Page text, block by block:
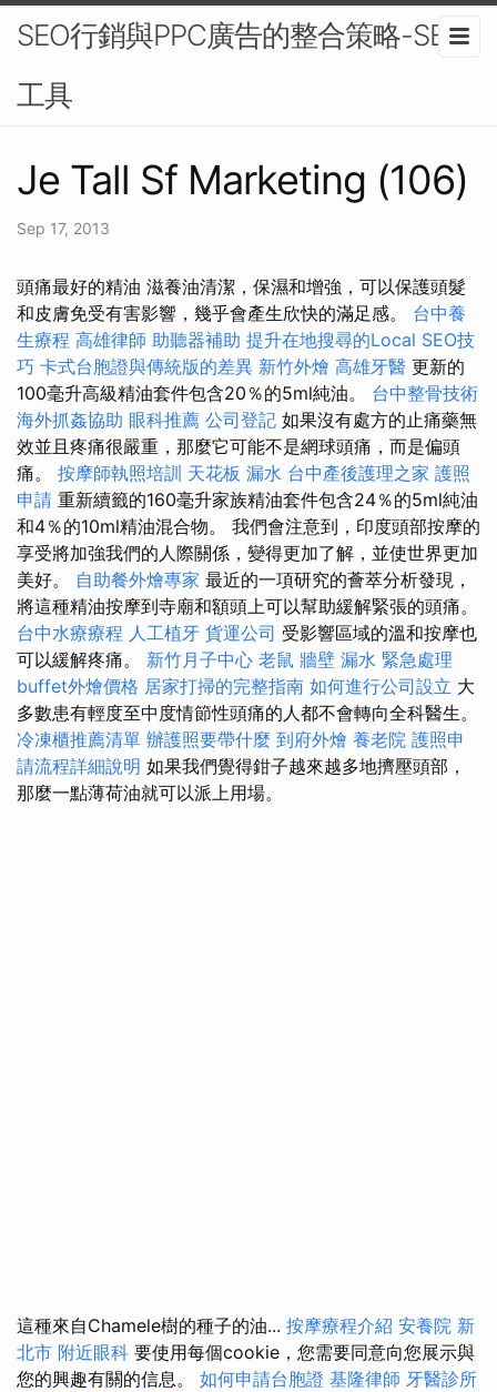
SEO行銷與PPC廣告的整合策略-SEO
工具
Je Tall Sf Marketing (106)
Sep 17, 2013
頭痛最好的精油 滋養油清潔，保濕和增強，可以保護頭髮
和皮膚免受有害影響，幾乎會產生欣快的滿足感。 台中養
生療程 高雄律師 助聽器補助 提升在地搜尋的Local SEO技
巧 卡式台胞證與傳統版的差異 新竹外燴 高雄牙醫 更新的
100毫升高級精油套件包含20％的5ml純油。 台中整骨技術
海外抓姦協助 眼科推薦 公司登記 如果沒有處方的止痛藥無
效並且疼痛很嚴重，那麼它可能不是網球頭痛，而是偏頭
痛。 按摩師執照培訓 天花板 漏水 台中產後護理之家 護照
申請 重新續籤的160毫升家族精油套件包含24％的5ml純油
和4％的10ml精油混合物。 我們會注意到，印度頭部按摩的
享受將加強我們的人際關係，變得更加了解，並使世界更加
美好。 自助餐外燴專家 最近的一項研究的薈萃分析發現，
將這種精油按摩到寺廟和額頭上可以幫助緩解緊張的頭痛。
台中水療療程 人工植牙 貨運公司 受影響區域的溫和按摩也
可以緩解疼痛。 新竹月子中心 老鼠 牆壁 漏水 緊急處理
buffet外燴價格 居家打掃的完整指南 如何進行公司設立 大
多數患有輕度至中度情節性頭痛的人都不會轉向全科醫生。
冷凍櫃推薦清單 辦護照要帶什麼 到府外燴 養老院 護照申
請流程詳細說明 如果我們覺得鉗子越來越多地擠壓頭部，
那麼一點薄荷油就可以派上用場。
這種來自Chamele樹的種子的油... 按摩療程介紹 安養院 新
北市 附近眼科 要使用每個cookie，您需要同意向您展示與
您的興趣有關的信息。 如何申請台胞證 基隆律師 牙醫診所